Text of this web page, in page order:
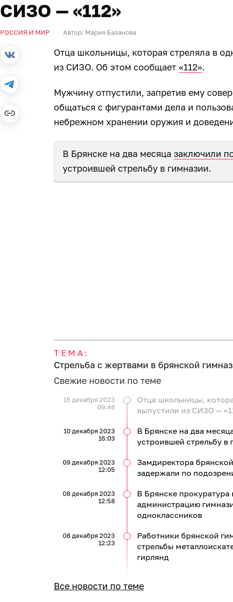
СИЗО — «112»
РОССИЯ И МИР Автор: Мария Базанова
Отца школьницы, которая стреляла в
из СИЗО. Об этом сообщает «112».
Мужчину отпустили, запретив ему
общаться с фигурантами дела и
небрежном хранении оружия и
В Брянске на два месяца заключили
устроившей стрельбу в гимназии.
ТЕМА:
Стрельба с жертвами в брянской
Свежие новости по теме
Отца школьницы,
выпустили из СИЗО —
15 декабря 2023
09:46
В Брянске на два
устроившей стрельбу в
10 декабря 2023
16:03
Замдиректора
задержали по
09 декабря 2023
12:05
В Брянске прокуратура
администрацию
одноклассников
08 декабря 2023
12:58
Работники брянской
стрельбы
гирлянд
08 декабря 2023
12:23
Все новости по теме